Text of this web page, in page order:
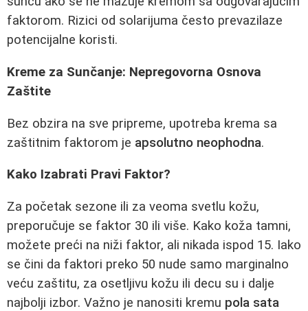
faktorom. Rizici od solarijuma često prevazilaze
potencijalne koristi.
Kreme za Sunčanje: Nepregovorna Osnova
Zaštite
Bez obzira na sve pripreme, upotreba krema sa
zaštitnim faktorom je apsolutno neophodna.
Kako Izabrati Pravi Faktor?
Za početak sezone ili za veoma svetlu kožu,
preporučuje se faktor 30 ili više. Kako koža tamni,
možete preći na niži faktor, ali nikada ispod 15. Iako
se čini da faktori preko 50 nude samo marginalno
veću zaštitu, za osetljivu kožu ili decu su i dalje
najbolji izbor. Važno je nanositi kremu pola sata